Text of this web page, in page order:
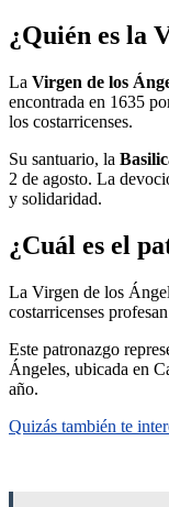
¿Quién es la
La Virgen de los
encontrada en 1635
los costarricenses.
Su santuario, la
2 de agosto. La
y solidaridad.
¿Cuál es el
La Virgen de los
costarricenses
Este patronazgo
Ángeles, ubicada en
año.
Quizás también te